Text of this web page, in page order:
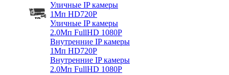
Уличные IP камеры
1Мп HD720P
Уличные IP камеры
2.0Мп FullHD 1080P
Внутренние IP камеры
1Мп HD720P
Внутренние IP камеры
2.0Мп FullHD 1080P